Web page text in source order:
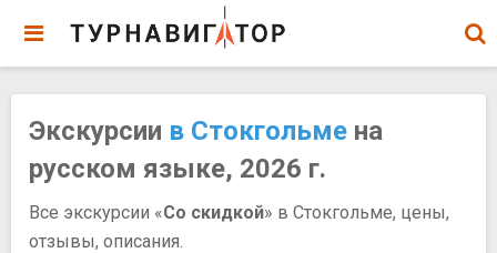
Экскурсии в Стокгольме на
русском языке, 2026 г.
Все экскурсии «Со скидкой» в Стокгольме, цены,
отзывы, описания.